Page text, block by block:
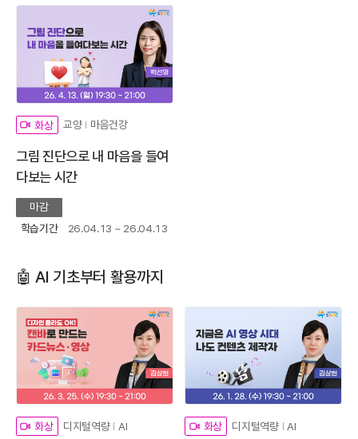
화상 교양 마음건강
그림 진단으로 내 마음을 들여
다보는 시간
마감
학습기간
26.04.13 ~ 26.04.13
🤖 AI 기초부터 활용까지
화상 디지털역량 AI 화상 디지털역량 AI